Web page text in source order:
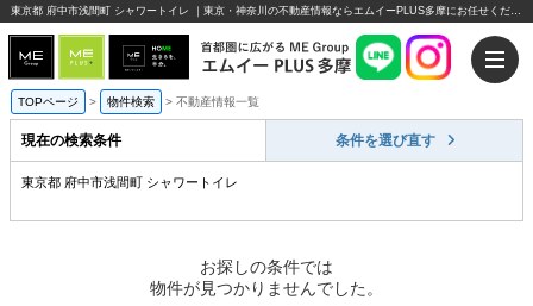
東京都 府中市浅間町 シャワートイレ ｜東京・神奈川の不動産情報ならエムイーPLUS多摩にお任せください。
TOPページ > 物件検索 > 不動産情報一覧
現在の検索条件 条件を選び直す
東京都 府中市浅間町 シャワートイレ
お探しの条件では
物件が見つかりませんでした。